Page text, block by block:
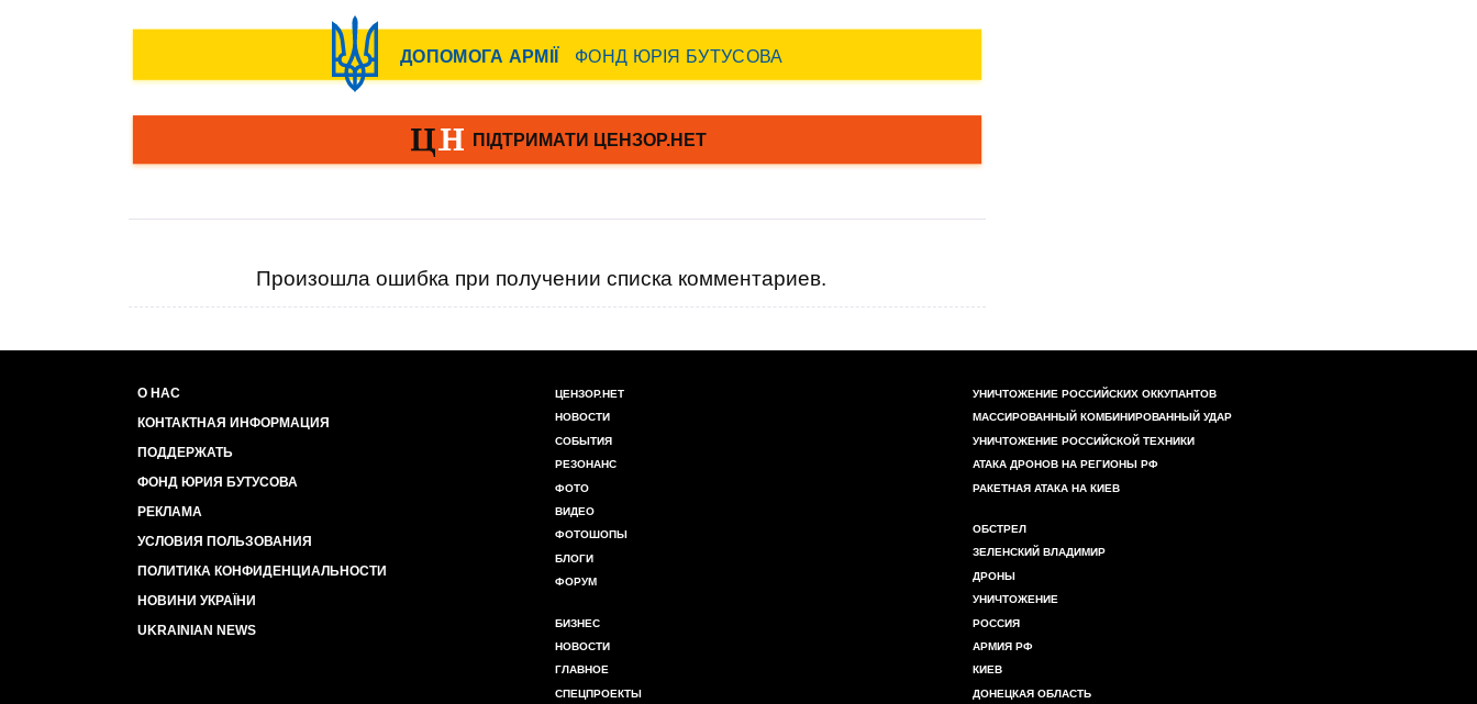
Произошла ошибка при получении списка комментариев.
О НАС
КОНТАКТНАЯ ИНФОРМАЦИЯ
ПОДДЕРЖАТЬ
ФОНД ЮРИЯ БУТУСОВА
РЕКЛАМА
УСЛОВИЯ ПОЛЬЗОВАНИЯ
ПОЛИТИКА КОНФИДЕНЦИАЛЬНОСТИ
НОВИНИ УКРАЇНИ
UKRAINIAN NEWS
ЦЕНЗОР.НЕТ
НОВОСТИ
СОБЫТИЯ
РЕЗОНАНС
ФОТО
ВИДЕО
ФОТОШОПЫ
БЛОГИ
ФОРУМ
БИЗНЕС
НОВОСТИ
ГЛАВНОЕ
СПЕЦПРОЕКТЫ
УНИЧТОЖЕНИЕ РОССИЙСКИХ ОККУПАНТОВ
МАССИРОВАННЫЙ КОМБИНИРОВАННЫЙ УДАР
УНИЧТОЖЕНИЕ РОССИЙСКОЙ ТЕХНИКИ
АТАКА ДРОНОВ НА РЕГИОНЫ РФ
РАКЕТНАЯ АТАКА НА КИЕВ
ОБСТРЕЛ
ЗЕЛЕНСКИЙ ВЛАДИМИР
ДРОНЫ
УНИЧТОЖЕНИЕ
РОССИЯ
АРМИЯ РФ
КИЕВ
ДОНЕЦКАЯ ОБЛАСТЬ